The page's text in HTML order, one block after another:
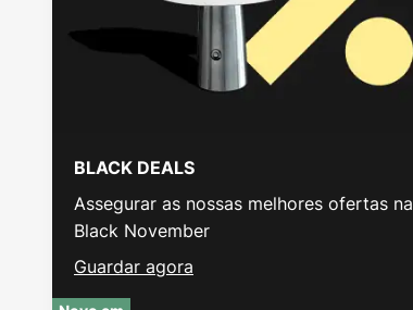
BLACK DEALS
Assegurar as nossas melhores ofertas na
Black November
Guardar agora